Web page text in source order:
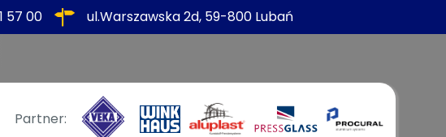
57 00 ul.Warszawska 2d, 59-800 Lubań
Partner: